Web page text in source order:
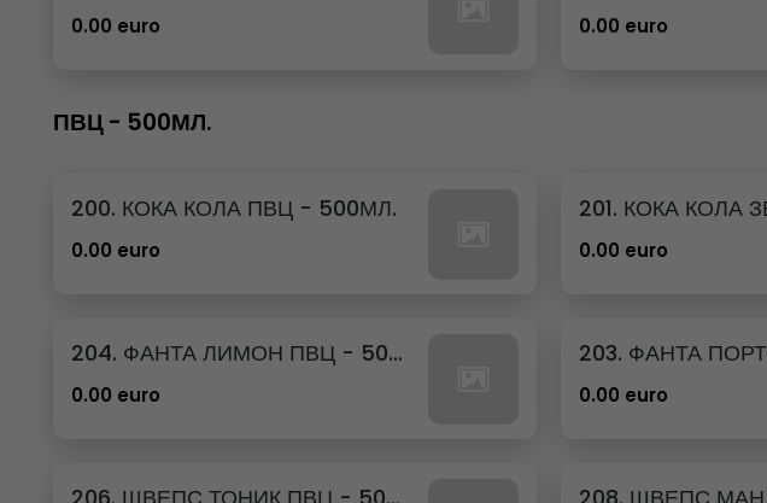
0.00 euro 0.00 euro
ПВЦ - 500МЛ.
200. КОКА КОЛА ПВЦ - 500МЛ.
0.00 euro 0.00 euro
204. ФАНТА ЛИМОН ПВЦ - 500МЛ.
0.00 euro 0.00 euro